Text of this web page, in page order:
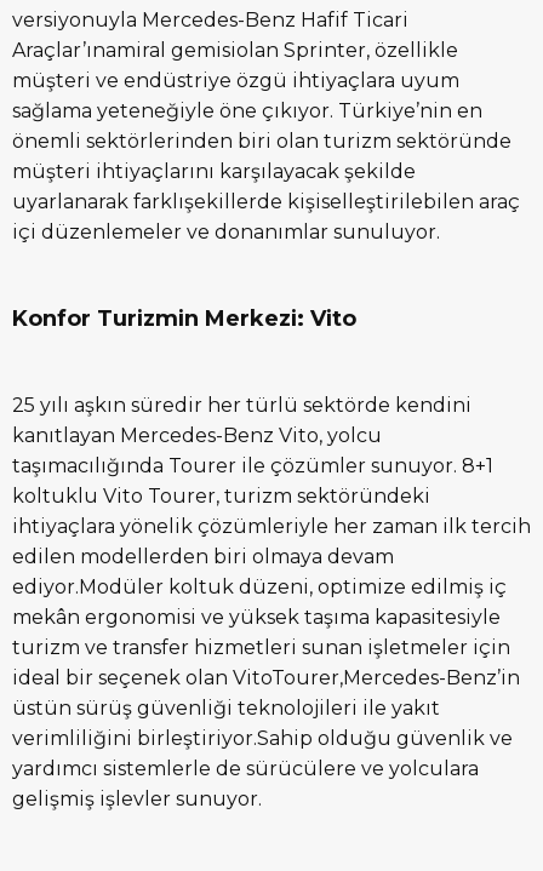
versiyonuyla Mercedes-Benz Hafif Ticari
Araçlar’ınamiral gemisiolan Sprinter, özellikle
müşteri ve endüstriye özgü ihtiyaçlara uyum
sağlama yeteneğiyle öne çıkıyor. Türkiye’nin en
önemli sektörlerinden biri olan turizm sektöründe
müşteri ihtiyaçlarını karşılayacak şekilde
uyarlanarak farklışekillerde kişiselleştirilebilen araç
içi düzenlemeler ve donanımlar sunuluyor.
Konfor Turizmin Merkezi: Vito
25 yılı aşkın süredir her türlü sektörde kendini
kanıtlayan Mercedes-Benz Vito, yolcu
taşımacılığında Tourer ile çözümler sunuyor. 8+1
koltuklu Vito Tourer, turizm sektöründeki
ihtiyaçlara yönelik çözümleriyle her zaman ilk tercih
edilen modellerden biri olmaya devam
ediyor.Modüler koltuk düzeni, optimize edilmiş iç
mekân ergonomisi ve yüksek taşıma kapasitesiyle
turizm ve transfer hizmetleri sunan işletmeler için
ideal bir seçenek olan VitoTourer,Mercedes-Benz’in
üstün sürüş güvenliği teknolojileri ile yakıt
verimliliğini birleştiriyor.Sahip olduğu güvenlik ve
yardımcı sistemlerle de sürücülere ve yolculara
gelişmiş işlevler sunuyor.